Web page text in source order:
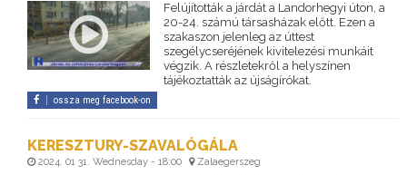
Felújították a járdát a Landorhegyi úton, a
20-24. számú társasházak előtt. Ezen a
szakaszon jelenleg az úttest
szegélycseréjének kivitelezési munkáit
végzik. A részletekről a helyszínen
tájékoztatták az újságírókat.
ossza meg facebook-on
KERESZTURY-SZAVALÓGÁLA
2024. 01 31. Wednesday - 18:00 Zalaegerszeg